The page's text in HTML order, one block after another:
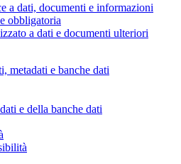
a dati, documenti e informazioni
obbligatoria
a dati e documenti ulteriori
metadati e banche dati
e della banche dati